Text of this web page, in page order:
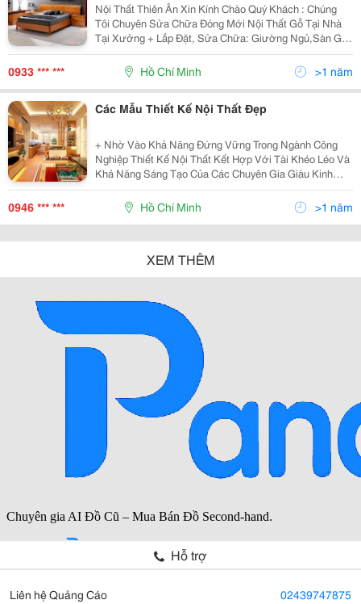
Nội Thất Thiên Ân Xin Kính Chào Quý Khách : Chúng
Tôi Chuyên Sửa Chữa Đóng Mới Nội Thất Gỗ Tại Nhà
Tại Xưởng + Lắp Đặt, Sửa Chữa: Giường Ngủ,Sàn Gỗ
Bị Phồng, Bậc Cầu Thang, Tay Vịn Lung Lay, Lan Can,
Cầu Thang Gỗ, Vách Ngăn, Phào Chỉ Gỗ, Gác Xé
0933 *** *** Hồ Chí Minh >1 năm
Các Mẫu Thiết Kế Nội Thất Đẹp
+ Nhờ Vào Khả Năng Đứng Vững Trong Ngành Công
Nghiệp Thiết Kế Nội Thất Kết Hợp Với Tài Khéo Léo Và
Khả Năng Sáng Tạo Của Các Chuyên Gia Giàu Kinh
Nghiệm Mà Công Ty Nội Thất Long Tuấn Chúng Tôi Đã
Lập Nên Nhóm Thiết Kế Lt, Một Đội Ngũ Thiết Kế Nổi
0946 *** *** Hồ Chí Minh >1 năm
XEM THÊM
Hỗ trợ
Liên hệ Quảng Cáo 02439747875